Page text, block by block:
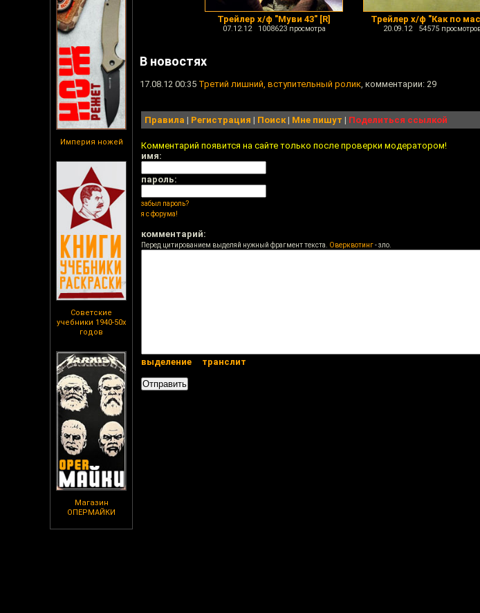
Империя ножей
Советские
учебники 1940-50х
годов
Магазин
ОПЕРМАЙКИ
Трейлер х/ф "Муви 43" [R]
07.12.12 1008623 просмотра
Трейлер х/ф "Как по
20.09.12 54575
В новостях
17.08.12 00:35 Третий лишний, вступительный ролик, комментарии: 29
Правила | Регистрация | Поиск| Мне пишут | Поделиться ссылкой
Комментарий появится на сайте только после проверки модератором!
имя:
пароль:
забыл пароль?
я с форума!
комментарий:
Перед цитированием выделяй нужный фрагмент текста. Оверквотинг- зло.
выделение транслит